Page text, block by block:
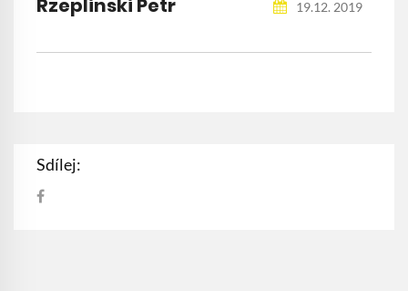
Rzeplinski Petr 19.12. 2019
Sdílej: